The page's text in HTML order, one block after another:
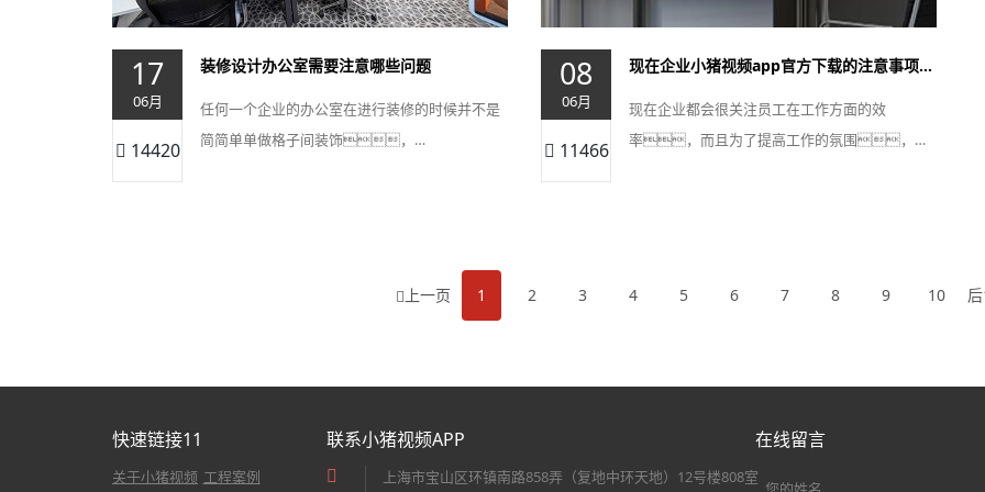
17
06月
14420
装修设计办公室需要注意哪些问题
任何一个企业的办公室在进行装修的时候并不是
简简单单做格子间装饰，…
08
06月
11466
现在企业小猪视频app官方下载的注意事项都有什么内容
现在企业都会很关注员工在工作方面的效
率，而且为了提高工作的氛围，…
上一页 1 2 3 4 5 6 7 8 9 10
快速链接11
关于小猪视频 工程案例
联系小猪视频APP
上海市宝山区环镇南路858弄（复地中环天地）12号楼808室
在线留言